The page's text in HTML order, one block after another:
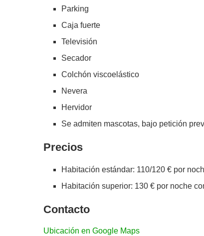
Parking
Caja fuerte
Televisión
Secador
Colchón viscoelástico
Nevera
Hervidor
Se admiten mascotas, bajo petición
Precios
Habitación estándar: 110/120 € por
Habitación superior: 130 € por noche
Contacto
Ubicación en Google Maps